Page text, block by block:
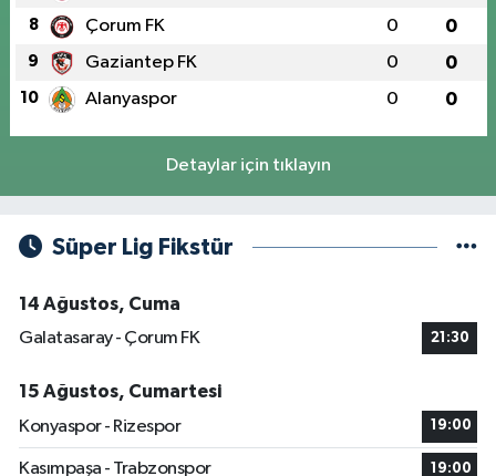
8 Çorum FK 0 0
9 Gaziantep FK 0 0
10 Alanyaspor 0 0
Detaylar için tıklayın
Süper Lig Fikstür
14 Ağustos, Cuma
Galatasaray - Çorum FK
21:30
15 Ağustos, Cumartesi
Konyaspor - Rizespor
19:00
Kasımpaşa - Trabzonspor 19:00